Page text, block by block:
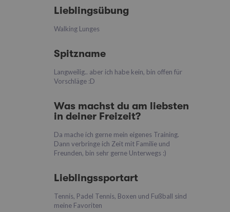
Lieblingsübung
Walking Lunges
Spitzname
Langweilig.. aber ich habe kein, bin offen für
Vorschläge :D
Was machst du am liebsten
in deiner Freizeit?
Da mache ich gerne mein eigenes Training.
Dann verbringe ich Zeit mit Familie und
Freunden, bin sehr gerne Unterwegs :)
Lieblingssportart
Tennis, Padel Tennis, Boxen und Fußball sind
meine Favoriten